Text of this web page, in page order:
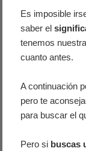
Es imposible
saber el
tenemos
cuanto antes.
A continuación
pero te
para buscar el
Pero si buscas